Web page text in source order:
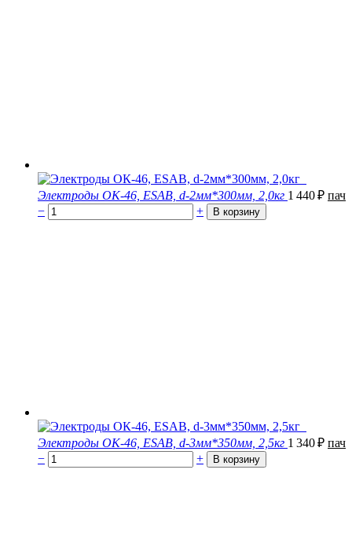
Электроды ОК-46, ESAB, d-2мм*300мм, 2,0кг 1 440₽ пач
−
+
Электроды ОК-46, ESAB, d-3мм*350мм, 2,5кг 1 340₽ пач
−
+